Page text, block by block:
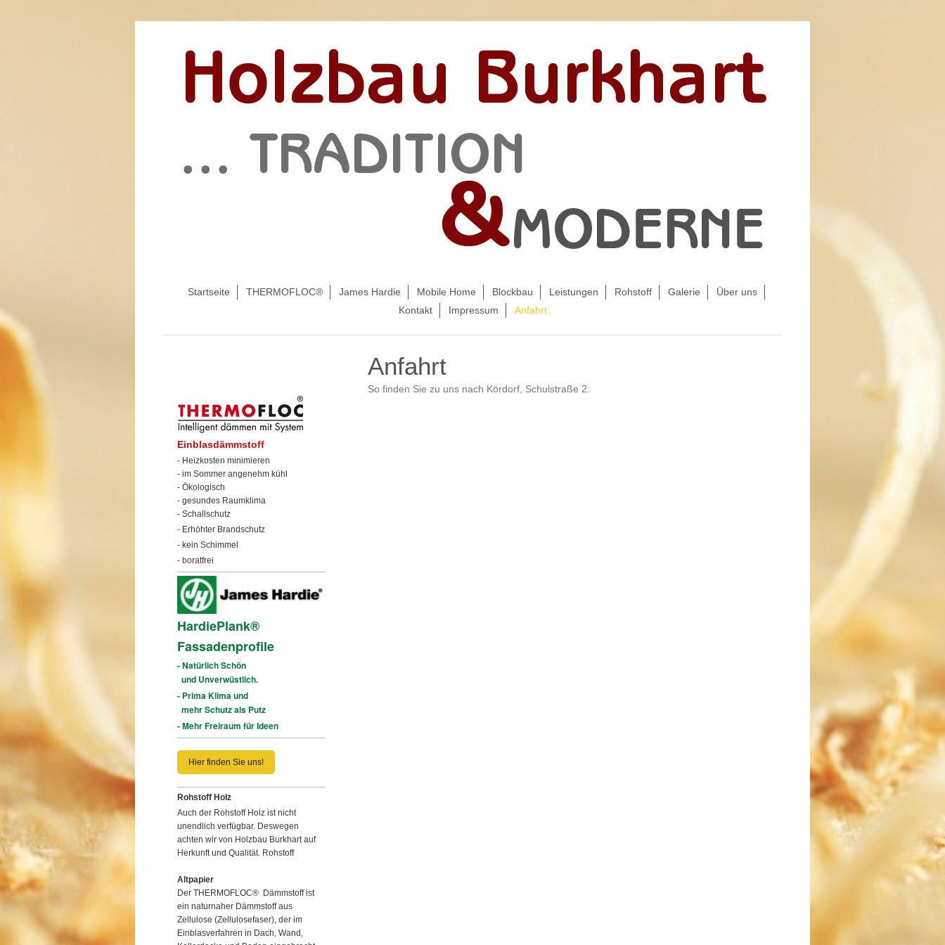
Startseite THERMOFLOC® James Hardie Mobile Home Blockbau Leistungen Rohstoff Galerie
Über uns
Kontakt
Impressum Anfahrt
Anfahrt
So finden Sie zu uns nach Kördorf, Schulstraße 2:
Einblasdämmstoff
- Heizkosten minimieren
- im Sommer angenehm kühl
- Ökologisch
- gesundes Raumklima
- Schallschutz
- Erhöhter Brandschutz
- kein Schimmel
- boratfrei
HardiePlank®
Fassadenprofile
- Natürlich Schön
und Unverwüstlich.
- Prima Klima und
mehr Schutz als Putz
- Mehr Freiraum für Ideen
Hier finden Sie uns!
Rohstoff Holz
Auch der Rohstoff Holz ist nicht
unendlich verfügbar. Deswegen
achten wir von Holzbau Burkhart auf
Herkunft und Qualität. Rohstoff
Altpapier
Der THERMOFLOC® Dämmstoff ist
ein naturnaher Dämmstoff aus
Zellulose (Zellulosefaser), der im
Einblasverfahren in Dach, Wand,